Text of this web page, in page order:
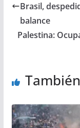
Brasil,
balance
Palestina: